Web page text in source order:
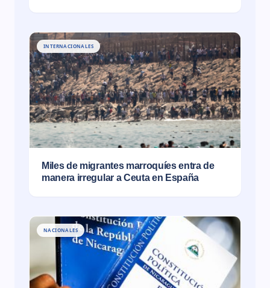
INTERNACIONALES
Miles de migrantes marroquíes entra de
manera irregular a Ceuta en España
NACIONALES